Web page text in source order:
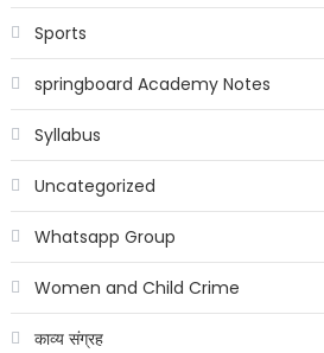
Sports
springboard Academy Notes
Syllabus
Uncategorized
Whatsapp Group
Women and Child Crime
काव्य संग्रह